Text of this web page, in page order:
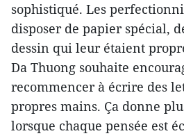
sophistiqué. Les
disposer de papier spécial,
dessin qui leur étaient
Da Thuong souhaite
recommencer à écrire des
propres mains. Ça donne
lorsque chaque pensée est